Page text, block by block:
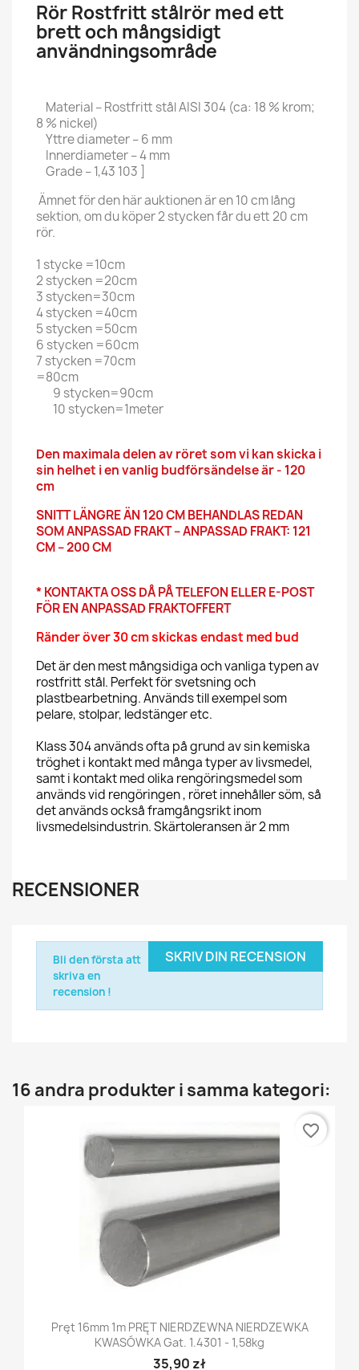
Rör Rostfritt stålrör med ett
brett och mångsidigt
användningsområde
Material – Rostfritt stål AISI 304 (ca: 18 % krom;
8 % nickel)
Yttre diameter – 6 mm
Innerdiameter – 4 mm
Grade – 1,43 103 ]
Ämnet för den här auktionen är en 10 cm lång
sektion, om du köper 2 stycken får du ett 20 cm
rör.
1 stycke =10cm
2 stycken =20cm
3 stycken=30cm
4 stycken =40cm
5 stycken =50cm
6 stycken =60cm
7 stycken =70cm
=80cm
9 stycken=90cm
10 stycken=1meter
Den maximala delen av röret som vi kan skicka i
sin helhet i en vanlig budförsändelse är - 120
cm
SNITT LÄNGRE ÄN 120 CM BEHANDLAS REDAN
SOM ANPASSAD FRAKT – ANPASSAD FRAKT: 121
CM – 200 CM
* KONTAKTA OSS DÅ PÅ TELEFON ELLER E-POST
FÖR EN ANPASSAD FRAKTOFFERT
Ränder över 30 cm skickas endast med bud
Det är den mest mångsidiga och vanliga typen av
rostfritt stål. Perfekt för svetsning och
plastbearbetning. Används till exempel som
pelare, stolpar, ledstänger etc.
Klass 304 används ofta på grund av sin kemiska
tröghet i kontakt med många typer av livsmedel,
samt i kontakt med olika rengöringsmedel som
används vid rengöringen , röret innehåller söm, så
det används också framgångsrikt inom
livsmedelsindustrin. Skärtoleransen är 2 mm
RECENSIONER
SKRIV DIN RECENSION
Bli den första att
skriva en
recension !
16 andra produkter i samma kategori:
Pręt 16mm 1m PRĘT NIERDZEWNA NIERDZEWKA
KWASÓWKA Gat. 1.4301 - 1,58kg
35,90 zł
favorite_border